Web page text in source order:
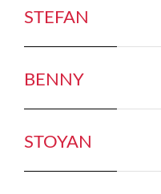
STEFAN
BENNY
STOYAN